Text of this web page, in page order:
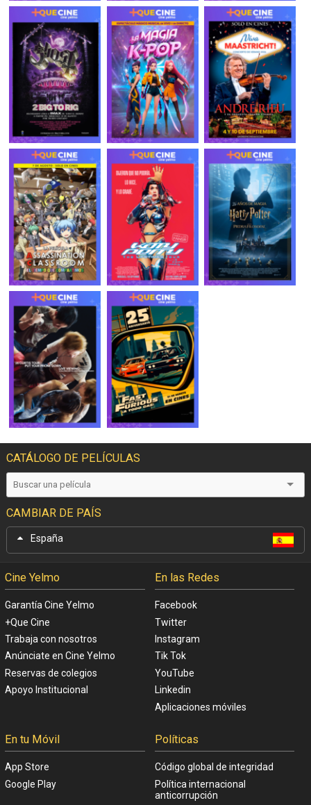
CATÁLOGO DE PELÍCULAS
CAMBIAR DE PAÍS
España
Cine Yelmo
Garantía Cine Yelmo
+Que Cine
Trabaja con nosotros
Anúnciate en Cine Yelmo
Reservas de colegios
Apoyo Institucional
En las Redes
Facebook
Twitter
Instagram
Tik Tok
YouTube
Linkedin
Aplicaciones móviles
En tu Móvil
App Store
Google Play
Políticas
Código global de integridad
Política internacional
anticorrupción